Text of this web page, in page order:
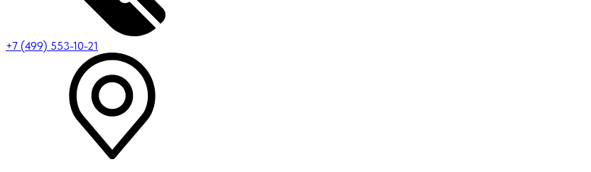
+7 (499) 553-10-21